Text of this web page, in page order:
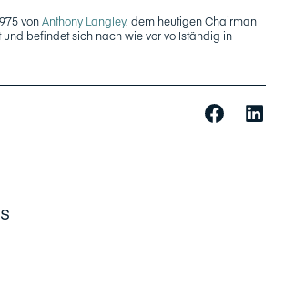
vonAnthony Langley, dem heutigen Chairman
und befindet sich nach wie vor vollständig in